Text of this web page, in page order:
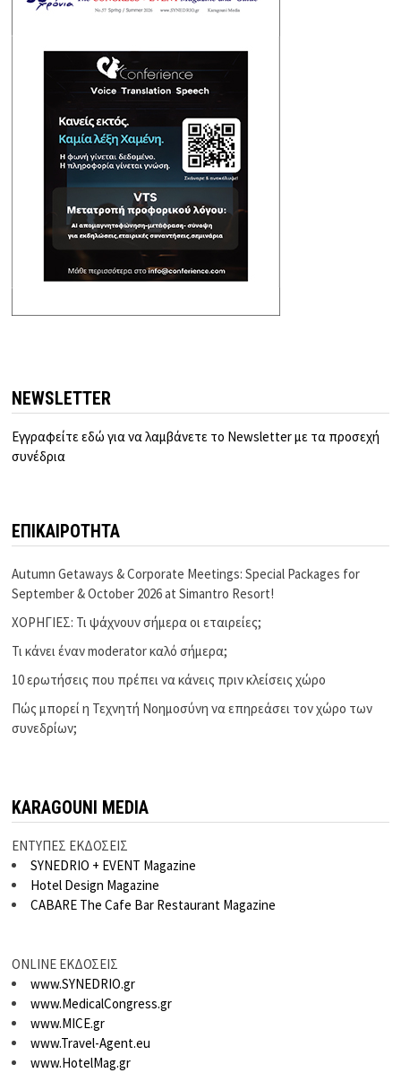
NEWSLETTER
Εγγραφείτε εδώ για να λαμβάνετε το Newsletter με τα προσεχή
συνέδρια
ΕΠΙΚΑΙΡΟΤΗΤΑ
Autumn Getaways & Corporate Meetings: Special Packages for
September & October 2026 at Simantro Resort!
ΧΟΡΗΓΙΕΣ: Τι ψάχνουν σήμερα οι εταιρείες;
Τι κάνει έναν moderator καλό σήμερα;
10 ερωτήσεις που πρέπει να κάνεις πριν κλείσεις χώρο
Πώς μπορεί η Τεχνητή Νοημοσύνη να επηρεάσει τον χώρο των
συνεδρίων;
KARAGOUNI MEDIA
ΕΝΤΥΠΕΣ ΕΚΔΟΣΕΙΣ
SYNEDRIO + EVENT Magazine
Hotel Design Magazine
CABARE The Cafe Bar Restaurant Magazine
ONLINE ΕΚΔΟΣΕΙΣ
www.SYNEDRIO.gr
www.MedicalCongress.gr
www.MICE.gr
www.Travel-Agent.eu
www.HotelMag.gr